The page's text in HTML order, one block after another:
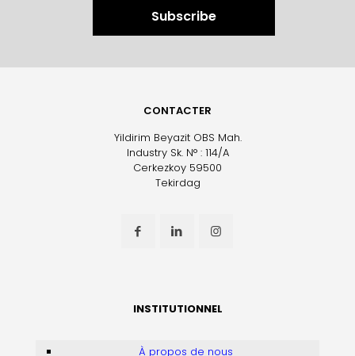
CONTACTER
Yildirim Beyazit OBS Mah.
Industry Sk. N° : 114/A
Cerkezkoy 59500
Tekirdag
INSTITUTIONNEL
À propos de nous